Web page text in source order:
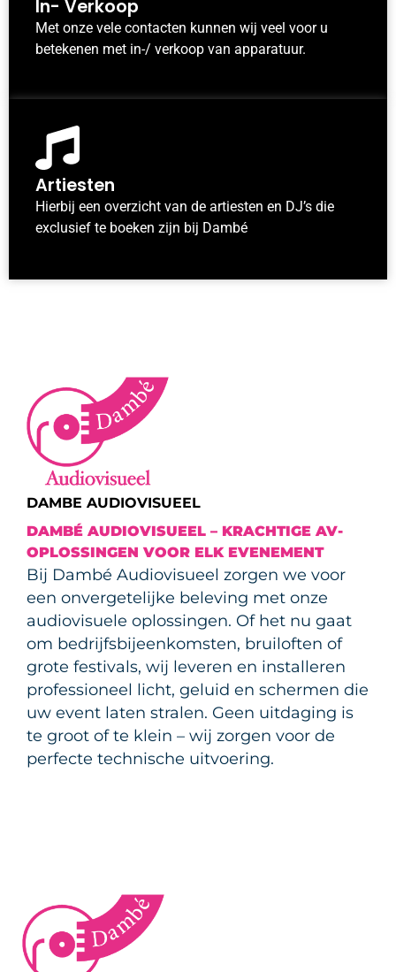
In- Verkoop
Met onze vele contacten kunnen wij veel voor u
betekenen met in-/ verkoop van apparatuur.
Artiesten
Hierbij een overzicht van de artiesten en DJ’s die
exclusief te boeken zijn bij Dambé
DAMBE AUDIOVISUEEL
DAMBÉ AUDIOVISUEEL – KRACHTIGE AV-
OPLOSSINGEN VOOR ELK EVENEMENT
Bij Dambé Audiovisueel zorgen we voor
een onvergetelijke beleving met onze
audiovisuele oplossingen. Of het nu gaat
om bedrijfsbijeenkomsten, bruiloften of
grote festivals, wij leveren en installeren
professioneel licht, geluid en schermen die
uw event laten stralen. Geen uitdaging is
te groot of te klein – wij zorgen voor de
perfecte technische uitvoering.